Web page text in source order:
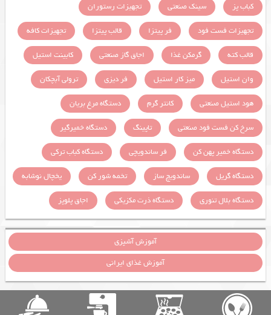
کباب پز سینک صنعتی
تجهیزات رستوران
تجهیزات فست فود
فر پیتزا قالب پیتزا
تجهیزات کافه
قالب کته
گرمکن غذا اجاق گاز صنعتی
کابینت استیل
وان استیل
میز کار استیل فر دیزی
ترولی آبچکان
هود استیل صنعتی
کانتر گرم
دستگاه مرغ بریان
سرخ کن فست فود صنعتی
تاپینگ
دستگاه خمیرگیر
دستگاه خمیر پهن کن
فر ساندویچی
دستگاه کباب ترکی
دستگاه گریل
ساندویچ ساز تخمه شور کن
یخچال نوشابه
دستگاه بلال تنوری
دستگاه ذرت مکزیکی اجاق پلوپز
آموزش آشپزی
آموزش غذای ایرانی